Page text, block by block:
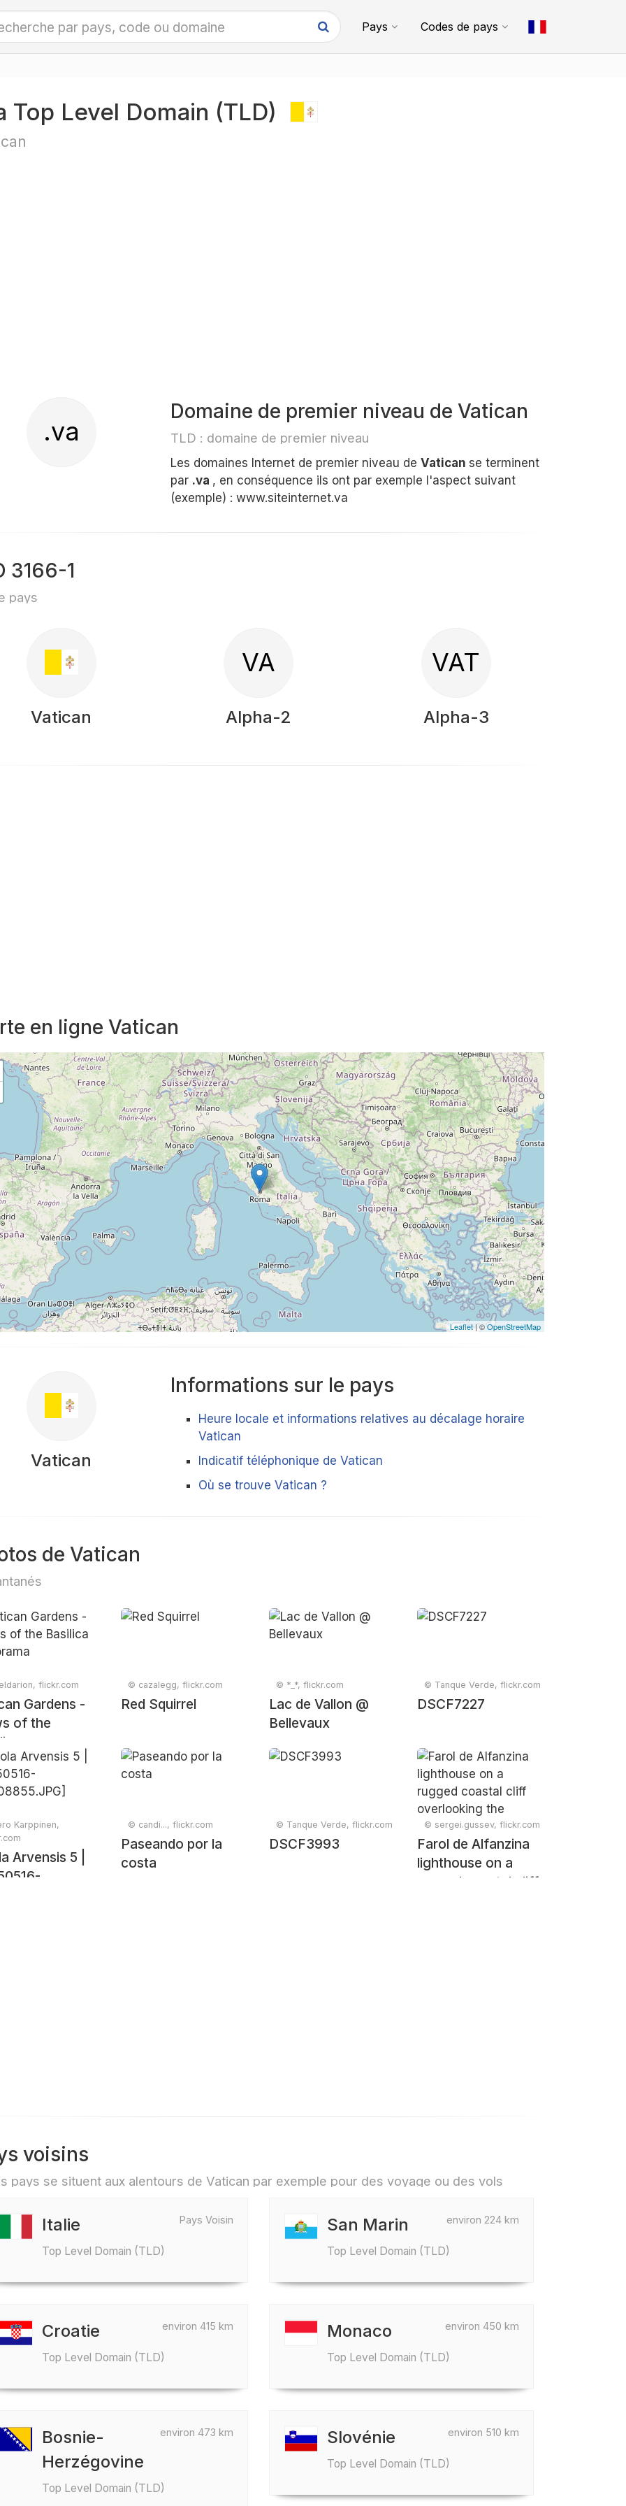
Pays Codes de pays
Top Level Domain (TLD)
.va
Domaine de premier niveau de Vatican
TLD : domaine de premier niveau
Les domaines Internet de premier niveau de Vatican se terminent
par .va , en conséquence ils ont par exemple l'aspect suivant
(exemple) : www.siteinternet.va
3166-1
pays
Vatican
VA
Alpha-2
VAT
Alpha-3
en ligne Vatican
Leaflet| ©OpenStreetMap
Vatican
Informations sur le pays
Heure locale et informations relatives au décalage horaire
Vatican
Indicatif téléphonique de Vatican
Où se trouve Vatican ?
de Vatican
flickr.com
Gardens -
of the
panorama
© cazalegg, flickr.com
Red Squirrel
© *_*, flickr.com
Lac de Vallon @
Bellevaux
© Tanque Verde, flickr.com
DSCF7227
Karppinen,
Arvensis 5 |
© candi..., flickr.com
Paseando por la
costa
© Tanque Verde, flickr.com
DSCF3993
© sergei.gussev, flickr.com
Farol de Alfanzina
lighthouse on a
rugged coastal cliff
voisins
pays se situent aux alentours de Vatican par exemple pour des voyage ou des vols
Pays Voisin
Italie
Top Level Domain (TLD)
environ 224 km
San Marin
Top Level Domain (TLD)
environ 415 km
Croatie
Top Level Domain (TLD)
environ 450 km
Monaco
Top Level Domain (TLD)
environ 473 km
Bosnie-
Herzégovine
Top Level Domain (TLD)
environ 510 km
Slovénie
Top Level Domain (TLD)